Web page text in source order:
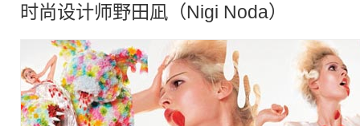
时尚设计师野田凪（Nigi Noda）